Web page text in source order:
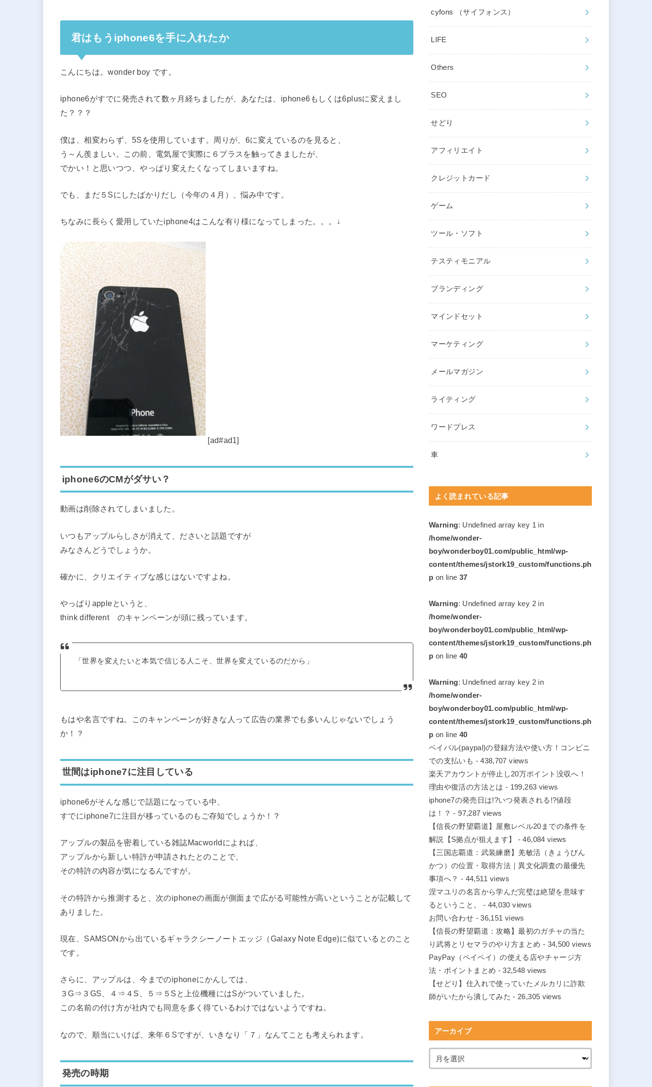
君はもうiphone6を手に入れたか
こんにちは。wonder boy です。
iphone6がすでに発売されて数ヶ月経ちましたが、あなたは、iphone6もしくは6plusに変えまし
た？？？
僕は、相変わらず、5Sを使用しています。周りが、6に変えているのを見ると、
う～ん羨ましい。この前、電気屋で実際に６プラスを触ってきましたが、
でかい！と思いつつ、やっぱり変えたくなってしまいますね。
でも、まだ５Sにしたばかりだし（今年の４月）、悩み中です。
ちなみに長らく愛用していたiphone4はこんな有り様になってしまった。。。↓
[ad#ad1]
iphone6のCMがダサい？
動画は削除されてしまいました。
いつもアップルらしさが消えて、ださいと話題ですが
みなさんどうでしょうか。
確かに、クリエイティブな感じはないですよね。
やっぱりappleというと、
think different のキャンペーンが頭に残っています。
「世界を変えたいと本気で信じる人こそ、世界を変えているのだから」
もはや名言ですね。このキャンペーンが好きな人って広告の業界でも多いんじゃないでしょう
か！？
世間はiphone7に注目している
iphone6がそんな感じで話題になっている中、
すでにiphone7に注目が移っているのもご存知でしょうか！？
アップルの製品を密着している雑誌Macworldによれば、
アップルから新しい特許が申請されたとのことで、
その特許の内容が気になるんですが。
その特許から推測すると、次のiphoneの画面が側面まで広がる可能性が高いということが記載して
ありました。
現在、SAMSONから出ているギャラクシーノートエッジ（Galaxy Note Edge)に似ているとのこと
です。
さらに、アップルは、今までのiphoneにかんしては、
３G⇒３GS、４⇒４S、５⇒５Sと上位機種にはSがついていました。
この名前の付け方が社内でも同意を多く得ているわけではないようですね。
なので、順当にいけば、来年６Sですが、いきなり「７」なんてことも考えられます。
発売の時期
cyfons （サイフォンス）
LIFE
Others
SEO
せどり
アフィリエイト
クレジットカード
ゲーム
ツール・ソフト
テスティモニアル
ブランディング
マインドセット
マーケティング
メールマガジン
ライティング
ワードプレス
車
よく読まれている記事
Warning: Undefined array key 1 in
/home/wonder-
boy/wonderboy01.com/public_html/wp-
content/themes/jstork19_custom/functions.ph
p on line 37
Warning: Undefined array key 2 in
/home/wonder-
boy/wonderboy01.com/public_html/wp-
content/themes/jstork19_custom/functions.ph
p on line 40
Warning: Undefined array key 2 in
/home/wonder-
boy/wonderboy01.com/public_html/wp-
content/themes/jstork19_custom/functions.ph
p on line 40
ペイパル(paypal)の登録方法や使い方！コンビニ
での支払いも - 438,707 views
楽天アカウントが停止し20万ポイント没収へ！
理由や復活の方法とは - 199,263 views
iphone7の発売日は!?いつ発表される!?値段
は！？ - 97,287 views
【信長の野望覇道】屋敷レベル20までの条件を
解説【S拠点が狙えます】
- 46,084 views
【三国志覇道：武装練磨】羌敏活（きょうびん
かつ）の位置・取得方法｜異文化調査の最優先
事項へ？ - 44,511 views
涅マユリの名言から学んだ完璧は絶望を意味す
るということ。
- 44,030 views
お問い合わせ - 36,151 views
【信長の野望覇道：攻略】最初のガチャの当た
り武将とリセマラのやり方まとめ - 34,500 views
PayPay（ペイペイ）の使える店やチャージ方
法・ポイントまとめ - 32,548 views
【せどり】仕入れで使っていたメルカリに詐欺
師がいたから潰してみた - 26,305 views
アーカイブ